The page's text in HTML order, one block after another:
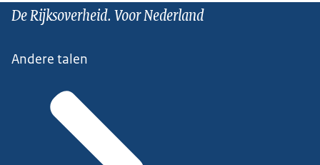
De Rijksoverheid. Voor Nederland
Andere talen